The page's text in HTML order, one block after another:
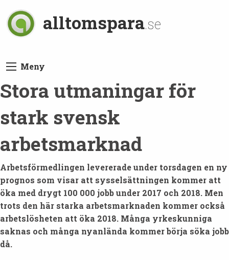
alltomspara.se
Meny
Stora utmaningar för
stark svensk
arbetsmarknad
Arbetsförmedlingen levererade under torsdagen en ny
prognos som visar att sysselsättningen kommer att
öka med drygt 100 000 jobb under 2017 och 2018. Men
trots den här starka arbetsmarknaden kommer också
arbetslösheten att öka 2018. Många yrkeskunniga
saknas och många nyanlända kommer börja söka jobb
då.